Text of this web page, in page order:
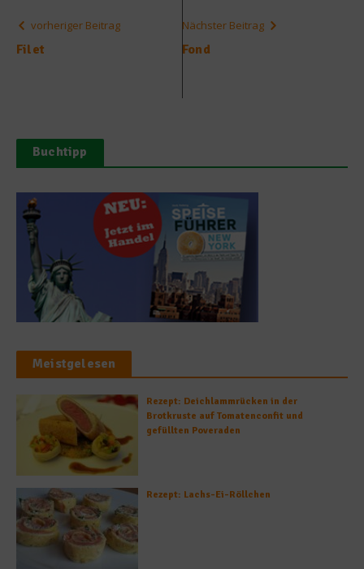
vorheriger Beitrag
Filet
Nächster Beitrag
Fond
Buchtipp
Meistgelesen
Rezept: Deichlammrücken in der
Brotkruste auf Tomatenconfit und
gefüllten Poveraden
Rezept: Lachs-Ei-Röllchen